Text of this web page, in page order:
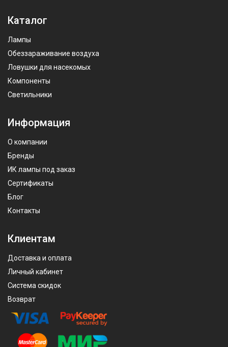
Каталог
Лампы
Обеззараживание воздуха
Ловушки для насекомых
Компоненты
Светильники
Информация
О компании
Бренды
ИК лампы под заказ
Сертификаты
Блог
Контакты
Клиентам
Доставка и оплата
Личный кабинет
Система скидок
Возврат